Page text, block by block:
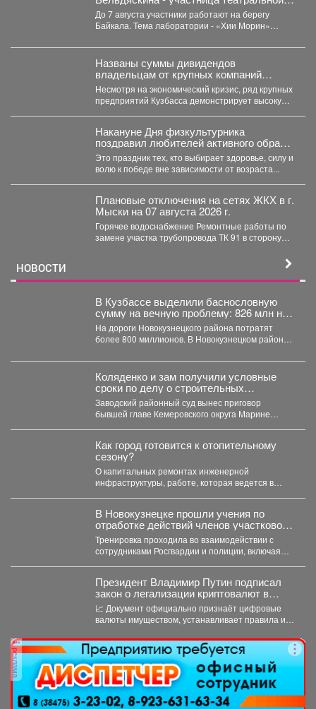
лаборатории «Хии Морин: поэзия
стихий» на Байкале.
До 7 августа участники работают на берегу
Байкала. Тема лаборатории - «Хии Морин»
Названы суммы дивидендов
владельцам от крупных компаний
Кузбасса
Несмотря на экономический кризис, ряд крупных
предприятий Кузбасса демонстрирует высокую
Накануне Дня физкультурника
поздравил любителей активного образа
жизни!
Это праздник тех, кто выбирает здоровье, силу и
волю к победе вне зависимости от возраста...
Плановые отключения на сетях ЖКХ в г.
Мыски на 07 августа 2026 г.
Горячее водоснабжение Ремонтные работы по
замене участка трубопровода ТК 91 в сторону
НОВОСТИ
В Кузбассе выделили баснословную
сумму на вечную проблему: 826 млн на
ремонт
На дороги Новокузнецкого района потратят
более 800 миллионов. В Новокузнецком районе в
Коляденко и зам получили условные
сроки по делу о строительных
махинациях
Заводский районный суд вынес приговор
бывшей главе Кемеровского округа Марине
Как город готовится к отопительному
сезону?
О капитальных ремонтах инженерной
инфраструктуры, работе, которая ведется в
В Новокузнецке прошли учения по
отработке действий членов участковой
избирательной комиссии в нештатных
ситуациях на предстоящих выборах.
Тренировка проходила во взаимодействии с
сотрудниками Росгвардии и полиции, включая
Президент Владимир Путин подписал
закон о легализации криптовалют в
России.
📈 Документ официально признаёт цифровые
валюты имуществом, устанавливает правила их
реклама